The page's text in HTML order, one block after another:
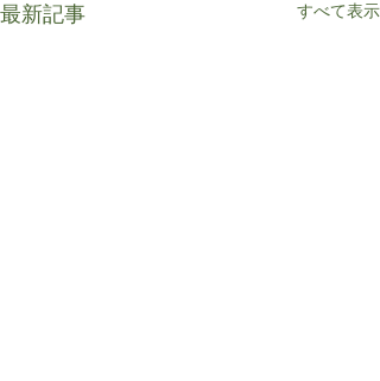
最新記事 すべて表示